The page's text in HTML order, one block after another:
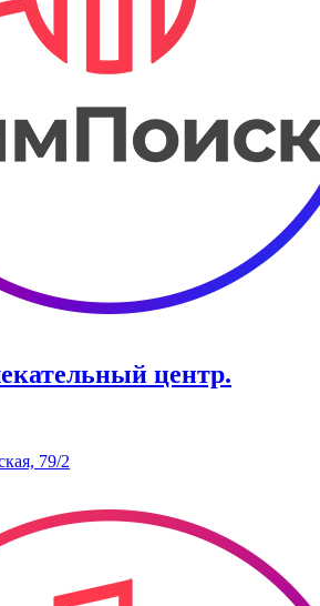
центр.
79/2